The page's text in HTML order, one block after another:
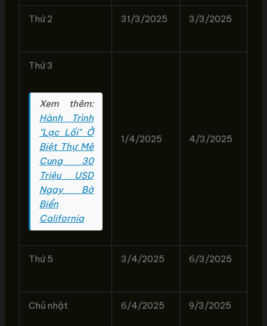
Thứ 2 31/3/2025 3/3/2025
Thứ 3
Xem thêm:
Hành Trình
"Lạc Lối" Ở
Biệt Thự Mê
Cung 30
Triệu USD
Ngay Bờ
Biển
California
1/4/2025 4/3/2025
Thứ 5 3/4/2025 6/3/2025
Chủ nhật 6/4/2025 9/3/2025